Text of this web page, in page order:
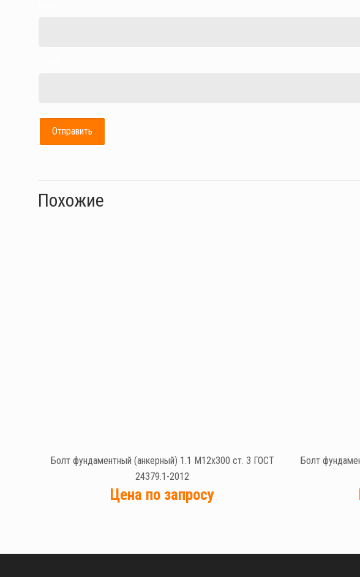
Похожие
Болт фундаментный (анкерный) 1.1 М12х300 ст. 3 ГОСТ
24379.1-2012
Цена по запросу
Болт